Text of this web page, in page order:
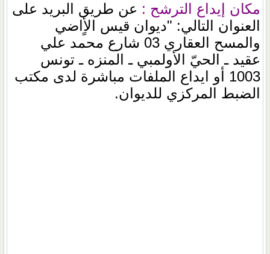
مكان إيداع الترشح : عن طريق البريد على
العنوان التالي: "ديوان قيس الأٍاضي
والمسح العقاري 03 شارع محمد علي
عقيد ـ الحيّ الأولمبي ـ المنزه ـ تونس
1003 أو ايداع الملفات مباشرة لدى مكتب
الضبط المركزي للديوان.